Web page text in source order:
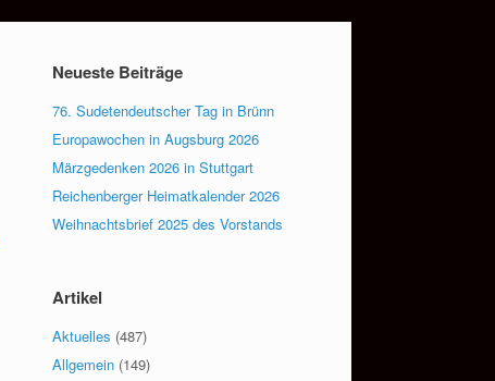
Neueste Beiträge
76. Sudetendeutscher Tag in Brünn
Europawochen in Augsburg 2026
Märzgedenken 2026 in Stuttgart
Reichenberger Heimatkalender 2026
Weihnachtsbrief 2025 des Vorstands
Artikel
Aktuelles (487)
Allgemein (149)